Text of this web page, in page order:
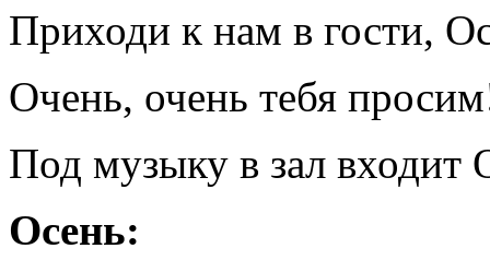
Приходи к нам в гости,
Очень, очень тебя
Под музыку в зал входит
Осень: